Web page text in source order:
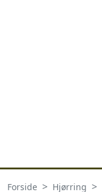
Forside Hjørring